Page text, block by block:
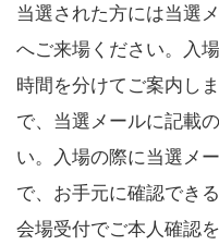
当選された方には当選
へご来場ください。入
時間を分けてご案内し
で、当選メールに記載
い。入場の際に当選メ
で、お手元に確認でき
会場受付でご本人確認